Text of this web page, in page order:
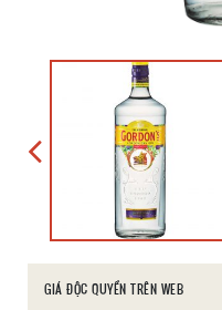
GIÁ ĐỘC QUYỀN TRÊN WEB